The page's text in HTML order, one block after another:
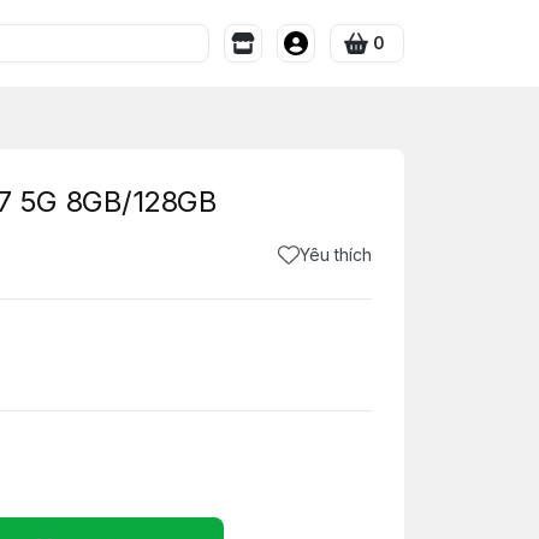
0
5G 8GB/128GB
Yêu thích